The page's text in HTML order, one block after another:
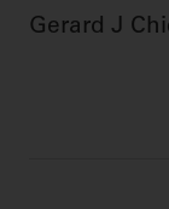
Gerard J
デジタ
商品に
開業医イン
有料会員の
学術・お役立